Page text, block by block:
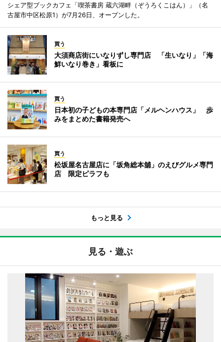
シェア型ブックカフェ「喫茶書房 蔵六湖畔（ぞうろくこはん）」（名
古屋市中区松原1）が7月26日、オープンした。
買う
大須商店街にいなりずし専門店 「生いなり」「海
鮮いなり巻き」看板に
買う
日本初の子どもの本専門店「メルヘンハウス」 歩
みをまとめた書籍発売へ
買う
松坂屋名古屋店に「坂角総本舖」のえびグルメ専門
店 限定ピラフも
もっと見る
見る・遊ぶ